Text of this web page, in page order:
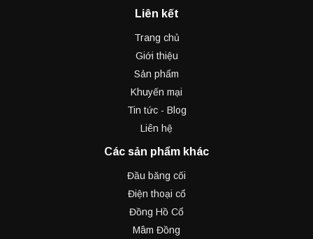
Liên kết
Trang chủ
Giới thiệu
Sản phẩm
Khuyến mại
Tin tức - Blog
Liên hệ
Các sản phẩm khác
Đầu băng cối
Điện thoại cổ
Đồng Hồ Cổ
Mâm Đồng